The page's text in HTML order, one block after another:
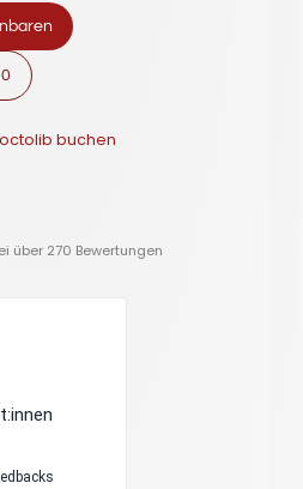
buchen
über 270 Bewertungen